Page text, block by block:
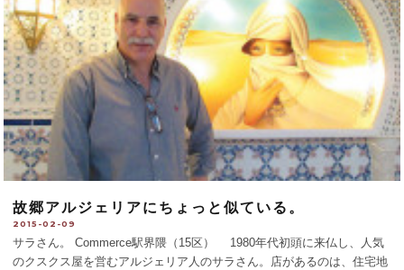
故郷アルジェリアにちょっと似ている。
2015-02-09
サラさん。 Commerce駅界隈（15区） 1980年代初頭に来仏し、人気
のクスクス屋を営むアルジェリア人のサラさん。店があるのは、住宅地